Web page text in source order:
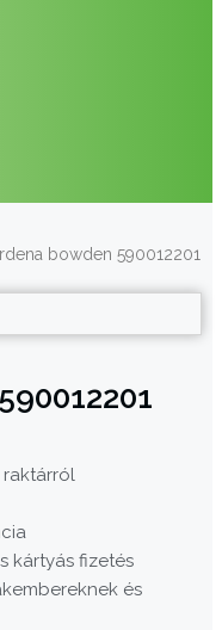
bowden 590012201
raktárról
kártyás fizetés
és